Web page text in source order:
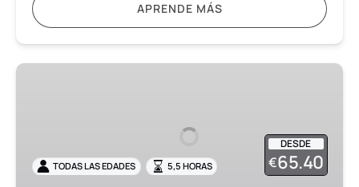
APRENDE MÁS
Excursión
Pompeya
DESDE
€65.40
TODAS LAS EDADES 5,5 HORAS